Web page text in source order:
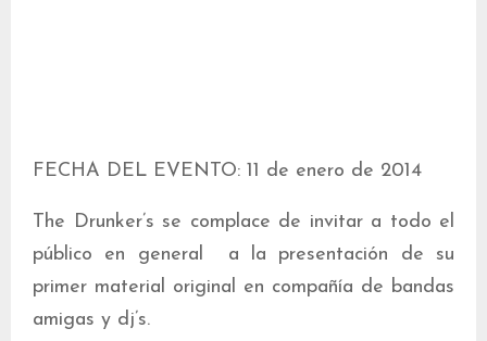
FECHA DEL EVENTO: 11 de enero de 2014
The Drunker’s se complace de invitar a todo el
público en general a la presentación de su
primer material original en compañía de bandas
amigas y dj’s.